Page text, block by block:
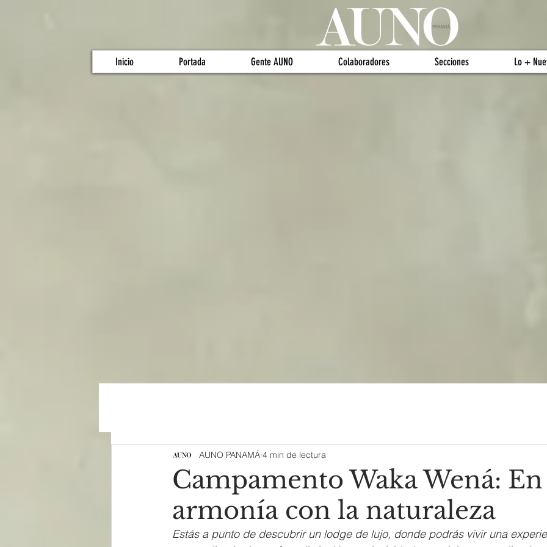
Inicio Portada Gente AUNO Colaboradores Secciones Lo +
Campamento Waka Wená: En
armonía con la naturaleza
AUNO PANAMÁ 4 min de lectura
Estás a punto de descubrir un lodge de lujo, donde podrás vivir una